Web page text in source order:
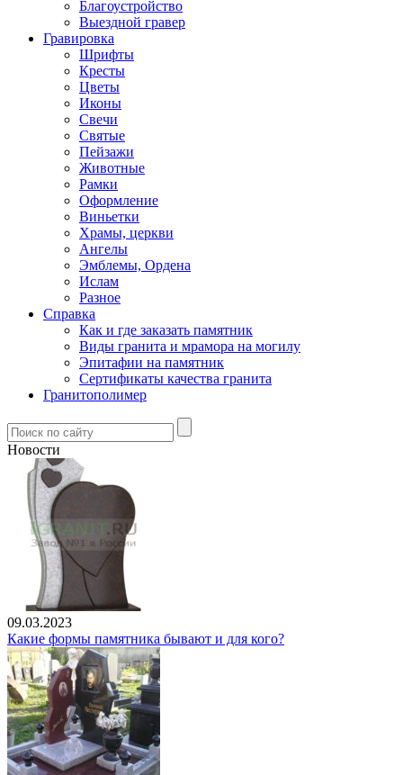
Благоустройство
Выездной гравер
Гравировка
Шрифты
Кресты
Цветы
Иконы
Свечи
Святые
Пейзажи
Животные
Рамки
Оформление
Виньетки
Храмы, церкви
Ангелы
Эмблемы, Ордена
Ислам
Разное
Справка
Как и где заказать памятник
Виды гранита и мрамора на могилу
Эпитафии на памятник
Сертификаты качества гранита
Гранитополимер
Новости
09.03.2023
Какие формы памятника бывают и для кого?